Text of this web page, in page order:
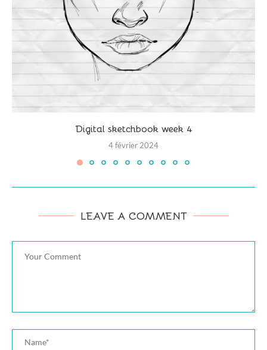
Digital sketchbook week 4
4 février 2024
LEAVE A COMMENT